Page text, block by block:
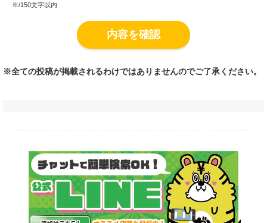
※/150文字以内
内容を確認
※全ての投稿が掲載されるわけではありませんのでご了承ください。